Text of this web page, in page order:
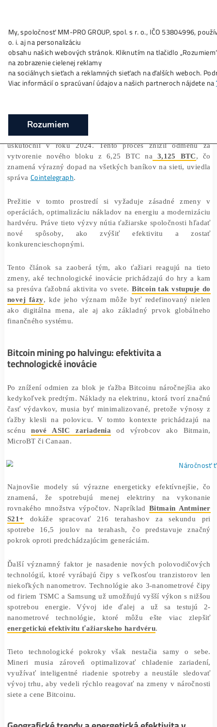
Ako toFunguje? Oplatí saŤažba? Zisky TU
Bitcoin a jeho transformácia po halvingu
Domov ❯ Články ❯ Bitcoin a jeho transformácia po
17/05/2025
Bitcoin prešiel zásadnou zmenou po halvingu,
uskutočnil v roku 2024. Tento proces znížil
vytvorenie nového bloku z 6,25 BTC na
správa Cointelegraph.
Prežitie v tomto prostredí si vyžaduje zásadné
operáciách, optimalizáciu nákladov na energiu a
hardvéru. Práve tieto výzvy nútia ťažiarske spoločnosti
konkurencieschopnými.
Tento článok sa zaoberá tým, ako ťažiari reagujú
zmeny, aké technologické inovácie prichádzajú do hry
sa presúva ťažobná aktivita vo svete.
ako digitálna mena, ale aj ako základný prvok
finančného systému.
Bitcoin mining po halvingu: efektivita a
technologické inovácie
Po znížení odmien za blok je ťažba Bitcoinu
časť výdavkov, musia byť minimalizované, pretože
scénunové ASIC zariadeniaod výrobcov ako
MicroBT či Canaan.
Najnovšie modely sú výrazne energeticky
znamená, že spotrebujú menej elektriny na
rovnakého množstva výpočtov. Napríklad Bitmain
S21+dokáže spracovať 216 terahashov za
spotrebe 16,5 joulov na terahash, čo predstavuje
pokrok oproti predchádzajúcim generáciám.
Ďalší významný faktor je nasadenie nových
niekoľkých nanometrov. Technológie ako 3-
od firiem TSMC a Samsung už umožňujú vyšší výkon s
spotrebou energie. Vývoj ide ďalej a už sa
nanometrové technológie, ktoré môžu ešte viac
My, spoločnosť MM-PRO GROUP, spol. s r. o., IČO
o. i. aj na personalizáciu
obsahu našich webových stránok. Kliknutím na tlačidlo
na zobrazenie cielenej reklamy
na sociálnych sieťach a reklamných sieťach na ďalších
Rozumiem